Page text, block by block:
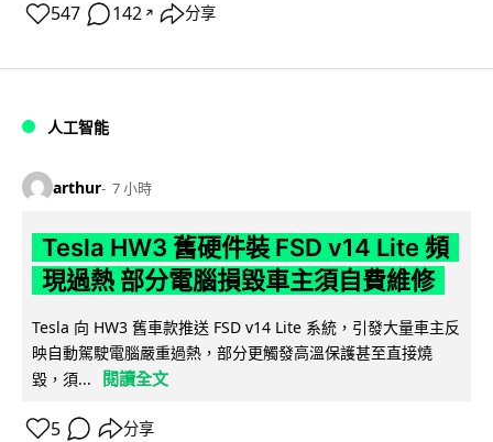
547 142 ↗ 分享
人工智能
arthur 7 小時
Tesla HW3 舊硬件裝 FSD v14 Lite 頻
現過熱 部分電腦損毀車主須自費維修
Tesla 向 HW3 舊車款推送 FSD v14 Lite 系統，引發大量車主反
映自動駕駛電腦嚴重過熱，部分更觸發高溫保護甚至直接燒
毀，須...
閱讀全文
5 分享